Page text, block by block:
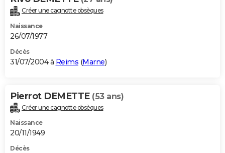
Créer une cagnotte obsèques
Naissance
26/07/1977
Décès
31/07/2004 à Reims (Marne)
Pierrot DEMETTE (53 ans)
Créer une cagnotte obsèques
Naissance
20/11/1949
Décès